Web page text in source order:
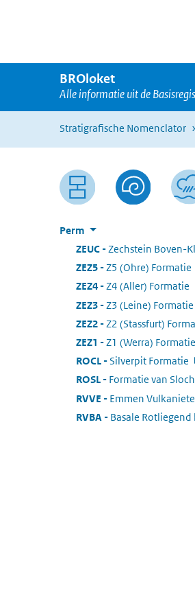
BROloket
Alle informatie uit de
Stratigrafische Nomenclator
Perm
ZEUC
Zechstein Boven-
ZEZ5
Z5 (Ohre) Formatie
ZEZ4
Z4 (Aller) Formatie
ZEZ3
Z3 (Leine) Formatie
ZEZ2
Z2 (Stassfurt)
ZEZ1
Z1 (Werra) Formatie
ROCL
Silverpit Formatie
ROSL
Formatie van
RVVE
Emmen
RVBA
Basale Rotliegend